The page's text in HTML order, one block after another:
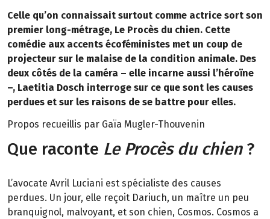
Celle qu’on connaissait surtout comme actrice sort son
premier long-métrage, Le Procès du chien. Cette
comédie aux accents écoféministes met un coup de
projecteur sur le malaise de la condition animale. Des
deux côtés de la caméra – elle incarne aussi l’héroïne
–, Laetitia Dosch interroge sur ce que sont les causes
perdues et sur les raisons de se battre pour elles.
Propos recueillis par Gaïa Mugler-Thouvenin
Que raconte Le Procès du chien ?
L’avocate Avril Luciani est spécialiste des causes
perdues. Un jour, elle reçoit Dariuch, un maître un peu
branquignol, malvoyant, et son chien, Cosmos. Cosmos a